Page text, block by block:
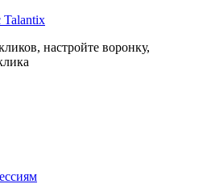
Talantix
настройте воронку,